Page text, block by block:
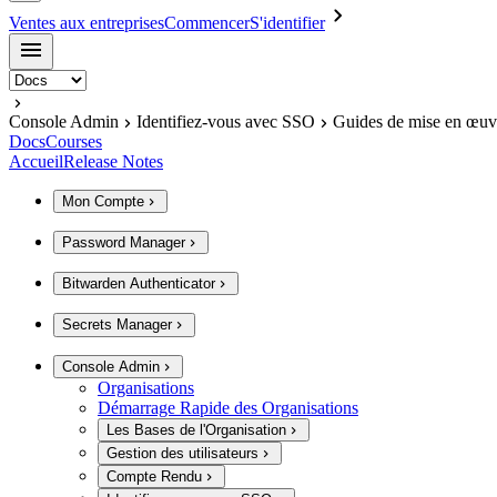
Ventes aux entreprisesCommencerS'identifier
Console Admin Identifiez-vous avec SSO
Guides de mise en
DocsCourses
AccueilRelease Notes
Mon Compte
Password Manager
Bitwarden Authenticator
Secrets Manager
Console Admin
Organisations
Démarrage Rapide des Organisations
Les Bases de l'Organisation
Gestion des utilisateurs
Compte Rendu